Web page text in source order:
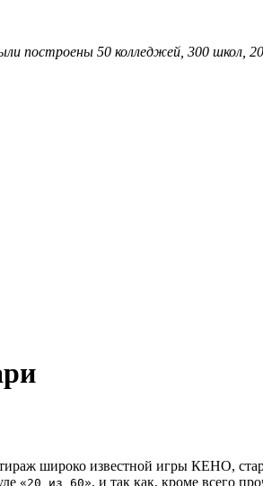
построены 50 колледжей, 300 школ,
широко известной игры КЕНО,
«20 из 60», и так как, кроме всего